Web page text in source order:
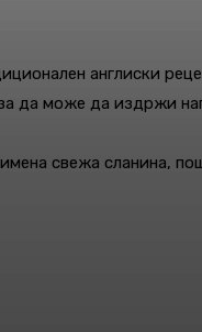
англиски
да може да издржи
свежа сланина,